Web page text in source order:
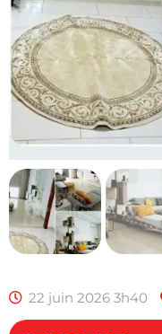
22 juin 2026 3h40